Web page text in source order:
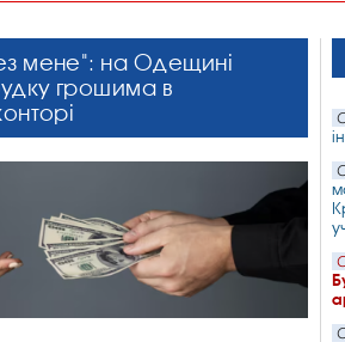
мене": на Одещині
грошима в